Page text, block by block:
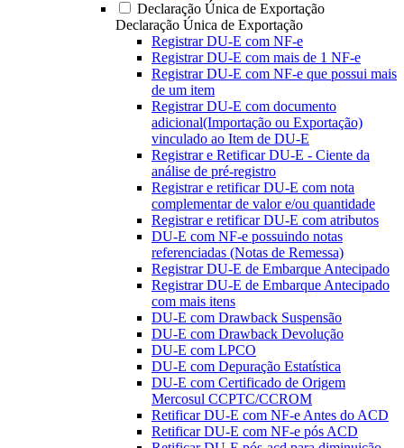
Declaração Única de Exportação
Declaração Única de Exportação
Registrar DU-E com NF-e
Registrar DU-E com mais de 1 NF-e
Registrar DU-E com NF-e que possui mais
de um item
Registrar DU-E com documento
adicional(Importação ou Exportação)
vinculado ao Item de DU-E
Registrar e Retificar DU-E - Ciente da
análise de pré-registro
Registrar e retificar DU-E com nota
complementar de valor e/ou quantidade
Registrar e retificar DU-E com atributos
DU-E com NF-e possuindo notas
referenciadas (Notas de Remessa)
Registrar DU-E de Embarque Antecipado
Registrar DU-E de Embarque Antecipado
com mais itens
DU-E com Drawback Suspensão
DU-E com Drawback Devolução
DU-E com LPCO
DU-E com Depuração Estatística
DU-E com Certificado de Origem
Mercosul CCPTC/CCROM
Retificar DU-E com NF-e Antes do ACD
Retificar DU-E com NF-e pós ACD